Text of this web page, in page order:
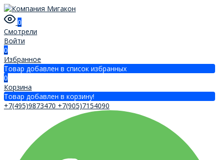
0
Смотрели
Войти
0
Избранное
Товар добавлен в список избранных
0
Корзина
Товар добавлен в корзину!
+7(495)9873470 +7(905)7154090